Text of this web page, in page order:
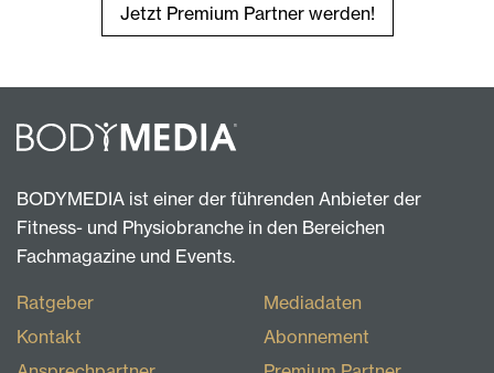
Jetzt Premium Partner werden!
BODYMEDIA ist einer der führenden Anbieter der
Fitness- und Physiobranche in den Bereichen
Fachmagazine und Events.
Ratgeber
Kontakt
Mediadaten
Abonnement